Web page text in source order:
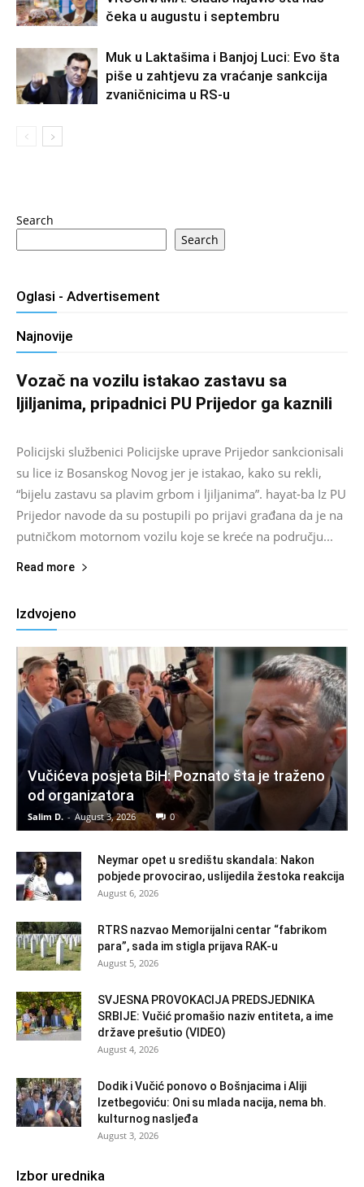
čeka u augustu i septembru
Muk u Laktašima i Banjoj Luci: Evo šta
piše u zahtjevu za vraćanje sankcija
zvaničnicima u RS-u
Search
Search
Oglasi - Advertisement
Najnovije
Vozač na vozilu istakao zastavu sa
ljiljanima, pripadnici PU Prijedor ga kaznili
Salim D. - August 7, 2026
Policijski službenici Policijske uprave Prijedor sankcionisali
su lice iz Bosanskog Novog jer je istakao, kako su rekli,
“bijelu zastavu sa plavim grbom i ljiljanima”. hayat-ba Iz PU
Prijedor navode da su postupili po prijavi građana da je na
putničkom motornom vozilu koje se kreće na području...
Read more
Izdvojeno
Vučićeva posjeta BiH: Poznato šta je traženo
od organizatora
Salim D. - August 3, 2026 0
Neymar opet u središtu skandala: Nakon
pobjede provocirao, uslijedila žestoka reakcija
August 6, 2026
RTRS nazvao Memorijalni centar “fabrikom
para”, sada im stigla prijava RAK-u
August 5, 2026
SVJESNA PROVOKACIJA PREDSJEDNIKA
SRBIJE: Vučić promašio naziv entiteta, a ime
države prešutio (VIDEO)
August 4, 2026
Dodik i Vučić ponovo o Bošnjacima i Aliji
Izetbegoviću: Oni su mlada nacija, nema bh.
kulturnog nasljeđa
August 3, 2026
Izbor urednika